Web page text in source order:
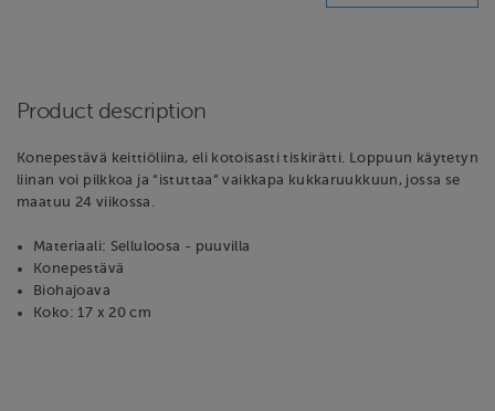
Product description
Konepestävä keittiöliina, eli kotoisasti tiskirätti. Loppuun käytetyn
liinan voi pilkkoa ja “istuttaa” vaikkapa kukkaruukkuun, jossa se
maatuu 24 viikossa.
Materiaali: Selluloosa - puuvilla
Konepestävä
Biohajoava
Koko: 17 x 20 cm